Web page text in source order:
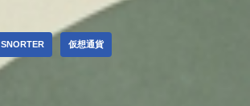
SNORTER 仮想通貨